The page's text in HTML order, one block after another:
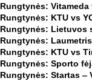
Rungtynės: Vitameda
Rungtynės: KTU vs
Rungtynės: Lietuvos
Rungtynės:
Rungtynės: KTU vs
Rungtynės: Sporto
Rungtynės: Startas ‒